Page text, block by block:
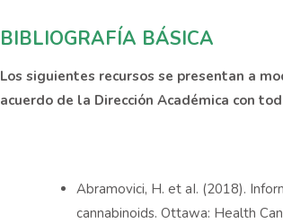
BIBLIOGRAFÍA BÁSICA
Los siguientes recursos se presentan a
acuerdo de la Dirección Académica con
Abramovici, H. et aI. (2018).
cannabinoids. Ottawa: Health